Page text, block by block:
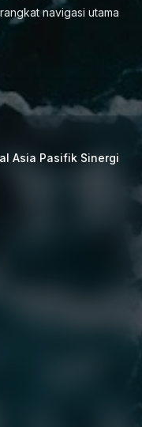
navigasi utama
Asia Pasifik Sinergi